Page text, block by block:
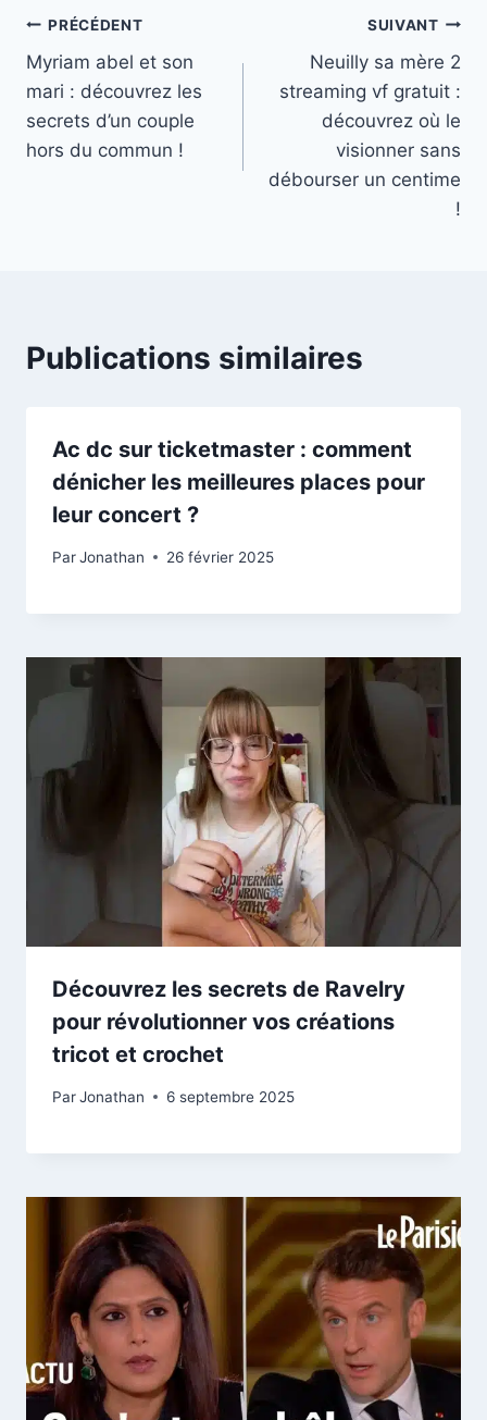
Navigation
de
l’article
PRÉCÉDENT
Myriam abel et son
mari : découvrez les
secrets d’un couple
hors du commun !
SUIVANT
Neuilly sa mère 2
streaming vf gratuit :
découvrez où le
visionner sans
débourser un centime
!
Publications similaires
Ac dc sur ticketmaster : comment
dénicher les meilleures places pour
leur concert ?
ParJonathan 26 février 2025
Découvrez les secrets de Ravelry
pour révolutionner vos créations
tricot et crochet
ParJonathan 6 septembre 2025